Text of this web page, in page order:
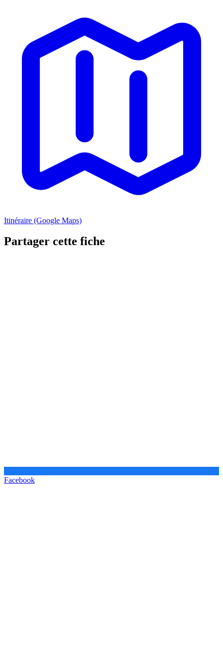
Itinéraire (Google Maps)
Partager cette fiche
Facebook